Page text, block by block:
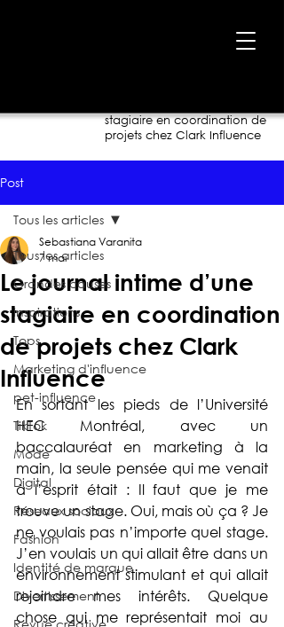
stagiaire en coordination de
projets chez Clark Influence
Post
Tous les articles
Grandes causes
Inspirations
Tops
Marketing d'influence
pet-influence
TikTok
Mode
Digital
Réseaux sociaux
Fashion
Identité de marque
Divertissement
Tous les articles
Le journal intime d’une
stagiaire en coordination
de projets chez Clark
Influence
Sebastiana Varanita
7 mai
En sortant les pieds de l’Université
HEC Montréal, avec un
baccalauréat en marketing à la
main, la seule pensée qui me venait
à l’esprit était : Il faut que je me
trouve un stage. Oui, mais où ça ? Je
ne voulais pas n’importe quel stage.
J’en voulais un qui allait être dans un
environnement stimulant et qui allait
rejoindre mes intérêts. Quelque
chose qui me représentait moi au